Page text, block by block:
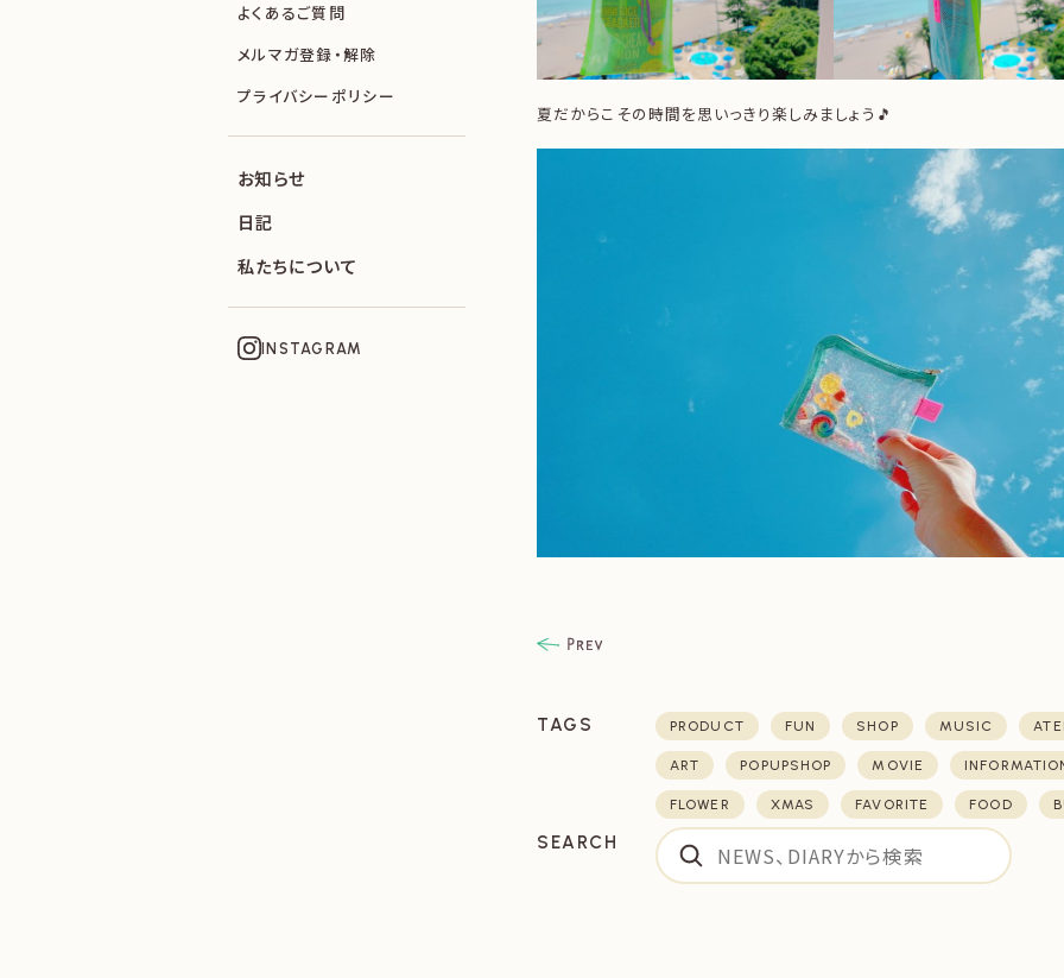
夏だからこその時間を思いっきり楽しみましょう🎵
TAGS PRODUCT FUN SHOP MUSIC
ART POPUPSHOP MOVIE
FLOWER XMAS FAVORITE FOOD
SEARCH
よくあるご質問
メルマガ登録・解除
プライバシーポリシー
お知らせ
日記
私たちについて
INSTAGRAM